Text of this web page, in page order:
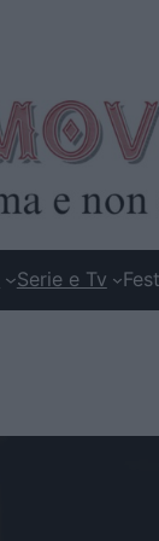
Serie e Tv